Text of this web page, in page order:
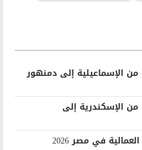
الإسماعيلية إلى دمنهور
الإسكندرية إلى
في مصر 2026